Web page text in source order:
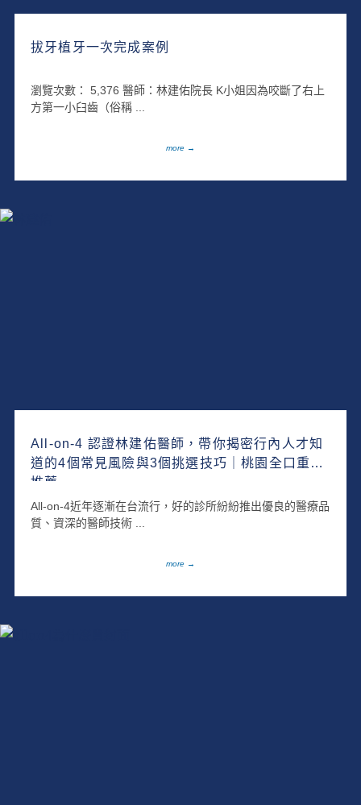
拔牙植牙一次完成案例
瀏覽次數： 5,376 醫師：林建佑院長 K小姐因為咬斷了右上
方第一小臼齒（俗稱 ...
more →
All-on-4 認證林建佑醫師，帶你揭密行內人才知
道的4個常見風險與3個挑選技巧｜桃園全口重建
推薦
All-on-4近年逐漸在台流行，好的診所紛紛推出優良的醫療品
質、資深的醫師技術 ...
more →